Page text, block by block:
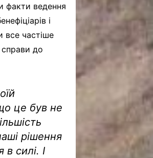
факти ведення
і
все частіше
до
це був не
рішення
силі. І